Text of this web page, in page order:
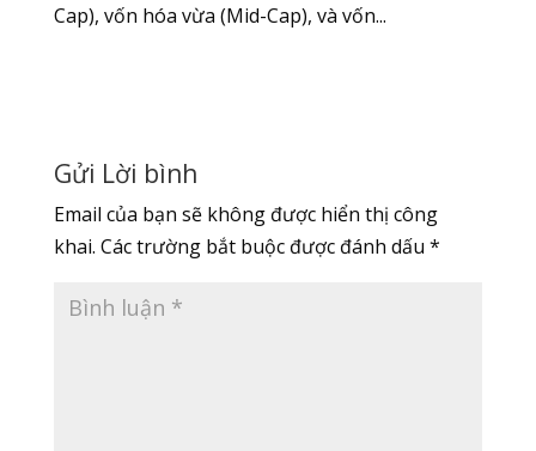
Cap), vốn hóa vừa (Mid-Cap), và vốn...
Gửi Lời bình
Email của bạn sẽ không được hiển thị công
khai. Các trường bắt buộc được đánh dấu *